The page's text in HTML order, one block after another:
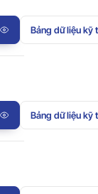
Bảng dữ liệu kỹ
Bảng dữ liệu kỹ